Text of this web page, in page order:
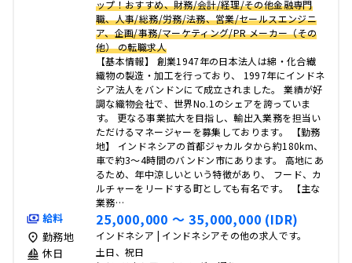
ップ！おすすめ、財務/会計/経理/その他金融専門
職、人事/総務/労務/法務、営業/セールスエンジニ
ア、企画/事務/マーケティング/PR メーカー（その
他） の転職求人
【基本情報】 創業1947年の日本法人は綿・化合繊
織物の製造・加工を行っており、 1997年にインドネ
シア法人をバンドンにて成立されました。 業績が好
調な織物会社で、世界No.1のシェアを誇っていま
す。 更なる事業拡大を目指し、輸出入業務を担当い
ただけるマネージャーを募集しております。 【勤務
地】 インドネシアの首都ジャカルタから約180km、
車で約3〜4時間のバンドン市にあります。 高地にあ
るため、年中涼しいという特徴があり、 フード、カ
ルチャーをリードする町としても有名です。 【主な
業務…
給料 25,000,000 〜 35,000,000 (IDR)
勤務地 インドネシア | インドネシアその他の求人です。
休日
土日、祝日